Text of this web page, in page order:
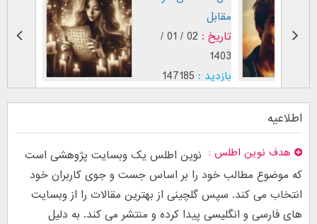
تاریخ :
بر اساس [...]
تاریخ :
29 / 12 /
1402
بازدید : 26749
اطلاعیه
هدف نوین اطلس
نوین اطلس یک وبسایت پژوهشی است
که موضوع مطالب خود را بر اساس جست و جوی کاربران خود
انتخاب می کند. سپس گلچینی از بهترین مقالات را از وبسایت
های فارسی و انگلیسی پیدا کرده و منتشر می کند. به دلیل